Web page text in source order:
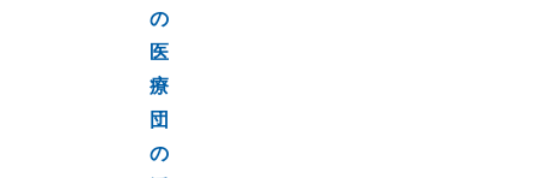
の
医
療
団
の